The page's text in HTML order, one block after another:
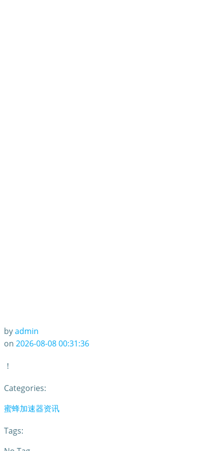
byadmin
on 2026-08-08 00:31:36
！
Categories:
蜜蜂加速器资讯
Tags: